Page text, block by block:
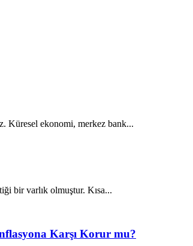
Küresel ekonomi, merkez bank...
bir varlık olmuştur. Kısa...
Karşı Korur mu?